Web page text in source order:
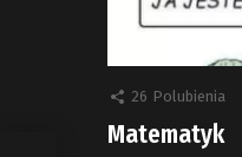
26 Polubienia
Matematyk